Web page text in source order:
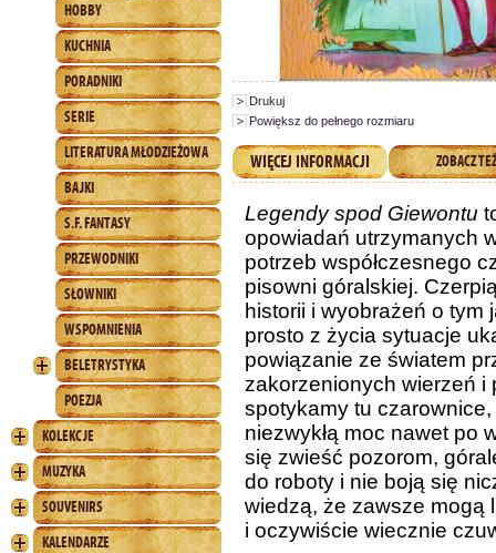
HOBBY
KUCHNIA
PORADNIKI
SERIE
LITERATURA MŁODZIEŻOWA
BAJKI
S.F. FANTASY
PRZEWODNIKI
SŁOWNIKI
WSPOMNIENIA
BELETRYSTYKA
POEZJA
KOLEKCJE
MUZYKA
SOUVENIRS
KALENDARZE
Drukuj
Powiększ do pełnego rozmiaru
WIĘCEJ INFORMACJI ZOBACZ TEŻ
Legendy spod Giewontu
opowiadań utrzymanych
potrzeb współczesnego
pisowni góralskiej.
historii i wyobrażeń o tym
prosto z życia sytuacje
powiązanie ze światem
zakorzenionych wierzeń i
spotykamy tu
niezwykłą moc nawet po
się zwieść pozorom,
do roboty i nie boją się
wiedzą, że zawsze mogą
i oczywiście wiecznie